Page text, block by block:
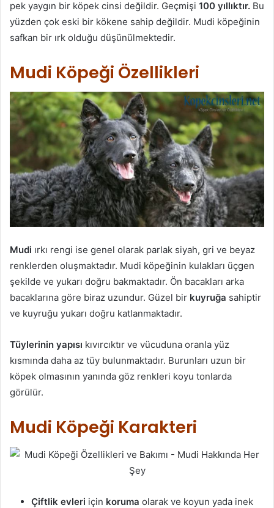
pek yaygın bir köpek cinsi değildir. Geçmişi 100 yıllıktır. Bu
yüzden çok eski bir kökene sahip değildir. Mudi köpeğinin
safkan bir ırk olduğu düşünülmektedir.
Mudi Köpeği Özellikleri
Mudi ırkı rengi ise genel olarak parlak siyah, gri ve beyaz
renklerden oluşmaktadır. Mudi köpeğinin kulakları üçgen
şekilde ve yukarı doğru bakmaktadır. Ön bacakları arka
bacaklarına göre biraz uzundur. Güzel bir kuyruğa sahiptir
ve kuyruğu yukarı doğru katlanmaktadır.
Tüylerinin yapısı kıvırcıktır ve vücuduna oranla yüz
kısmında daha az tüy bulunmaktadır. Burunları uzun bir
köpek olmasının yanında göz renkleri koyu tonlarda
görülür.
Mudi Köpeği Karakteri
Çiftlik evleri için koruma olarak ve koyun yada inek